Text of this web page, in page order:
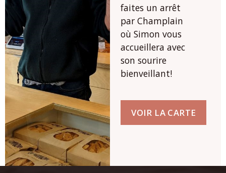
faites un arrêt
par Champlain
où Simon vous
accueillera avec
son sourire
bienveillant!
VOIR LA CARTE